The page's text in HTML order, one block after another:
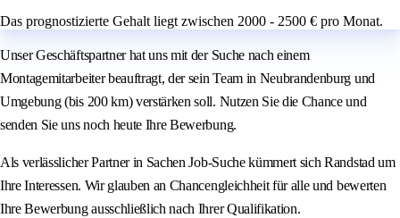
Das prognostizierte Gehalt liegt zwischen 2000 - 2500 € pro Monat.
Unser Geschäftspartner hat uns mit der Suche nach einem
Montagemitarbeiter beauftragt, der sein Team in Neubrandenburg und
Umgebung (bis 200 km) verstärken soll. Nutzen Sie die Chance und
senden Sie uns noch heute Ihre Bewerbung.
Als verlässlicher Partner in Sachen Job-Suche kümmert sich Randstad um
Ihre Interessen. Wir glauben an Chancengleichheit für alle und bewerten
Ihre Bewerbung ausschließlich nach Ihrer Qualifikation.